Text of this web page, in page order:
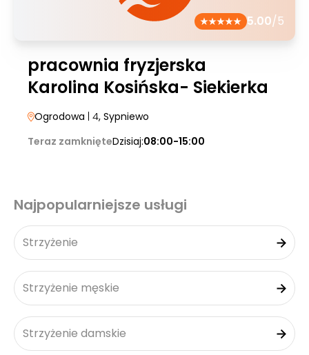
5.00/5
pracownia fryzjerska
Karolina Kosińska- Siekierka
Ogrodowa | 4, Sypniewo
Teraz zamknięteDzisiaj:08:00-15:00
Najpopularniejsze usługi
Strzyżenie
Strzyżenie męskie
Strzyżenie damskie